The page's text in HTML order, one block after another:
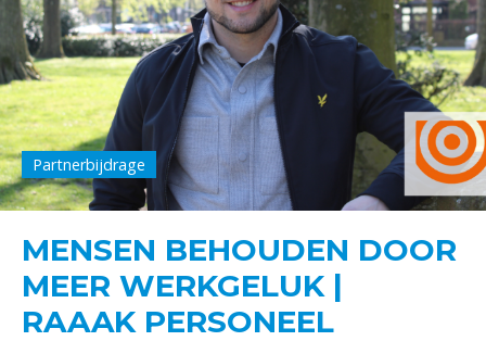
Partnerbijdrage
MENSEN BEHOUDEN DOOR
MEER WERKGELUK |
RAAAK PERSONEEL